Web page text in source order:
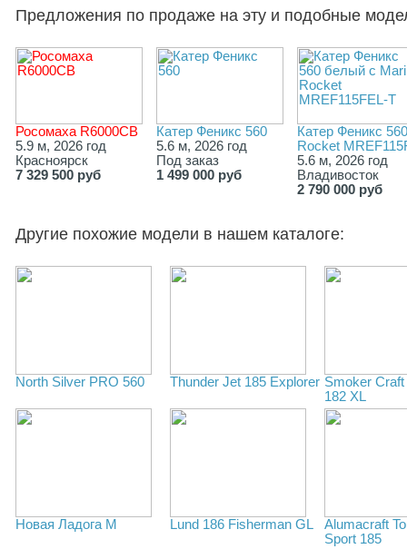
Предложения по продаже на эту и подобные
Росомаха R6000СВ
5.9 м, 2026 год
Красноярск
7 329 500 руб
Катер Феникс 560
5.6 м, 2026 год
Под заказ
1 499 000 руб
Катер Феникс
Rocket
5.6 м, 2026 год
Владивосток
2 790 000 руб
Другие похожие модели в нашем каталоге:
North Silver PRO 560 Thunder Jet 185 Explorer Smoker
182 XL
Новая Ладога М Lund 186 Fisherman GL
Alumacraft
Sport 185